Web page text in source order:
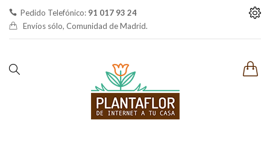
Pedido Telefónico: 91 017 93 24
Envíos sólo, Comunidad de Madrid.